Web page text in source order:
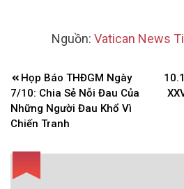
Nguồn: Vatican News
Điều
hướng
bài
viết
Họp Báo THĐGM Ngày
7/10: Chia Sẻ Nỗi Đau Của
Những Người Đau Khổ Vì
Chiến Tranh